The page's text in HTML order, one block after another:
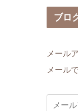
ブロ
メール
メール